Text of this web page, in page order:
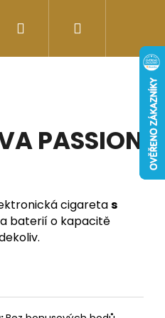
Energy-kofeinové
Přihlášení
PASSION
cigaretas
baterií o kapacitě